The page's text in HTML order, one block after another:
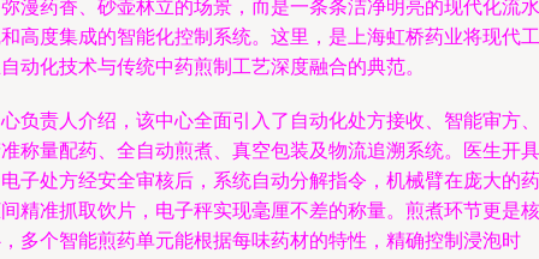
漫药香、砂壶林立的场景，而是一条条洁净明亮的现代化流水
高度集成的智能化控制系统。这里，是上海虹桥药业将现代工
动化技术与传统中药煎制工艺深度融合的典范。
负责人介绍，该中心全面引入了自动化处方接收、智能审方、
称量配药、全自动煎煮、真空包装及物流追溯系统。医生开具
子处方经安全审核后，系统自动分解指令，机械臂在庞大的药
精准抓取饮片，电子秤实现毫厘不差的称量。煎煮环节更是核
多个智能煎药单元能根据每味药材的特性，精确控制浸泡时